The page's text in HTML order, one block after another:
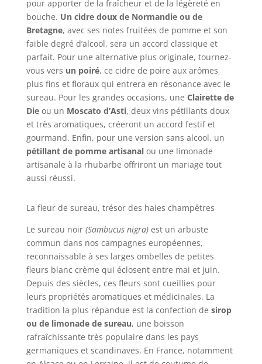
pour apporter de la fraîcheur et de la légèreté en
bouche. Un cidre doux de Normandie ou de
Bretagne, avec ses notes fruitées de pomme et son
faible degré d’alcool, sera un accord classique et
parfait. Pour une alternative plus originale, tournez-
vous vers un poiré, ce cidre de poire aux arômes
plus fins et floraux qui entrera en résonance avec le
sureau. Pour les grandes occasions, une Clairette de
Dieou un Moscato d’Asti, deux vins pétillants doux
et très aromatiques, créeront un accord festif et
gourmand. Enfin, pour une version sans alcool, un
pétillant de pomme artisanalou une limonade
artisanale à la rhubarbe offriront un mariage tout
aussi réussi.
La fleur de sureau, trésor des haies champêtres
Le sureau noir (Sambucus nigra)est un arbuste
commun dans nos campagnes européennes,
reconnaissable à ses larges ombelles de petites
fleurs blanc crème qui éclosent entre mai et juin.
Depuis des siècles, ces fleurs sont cueillies pour
leurs propriétés aromatiques et médicinales. La
tradition la plus répandue est la confection de sirop
ou de limonade de sureau, une boisson
rafraîchissante très populaire dans les pays
germaniques et scandinaves. En France, notamment